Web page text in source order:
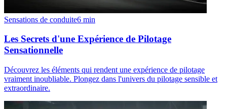
Sensations de conduite6 min
Les Secrets d'une Expérience de Pilotage
Sensationnelle
Découvrez les éléments qui rendent une expérience de pilotage
vraiment inoubliable. Plongez dans l'univers du pilotage sensible et
extraordinaire.